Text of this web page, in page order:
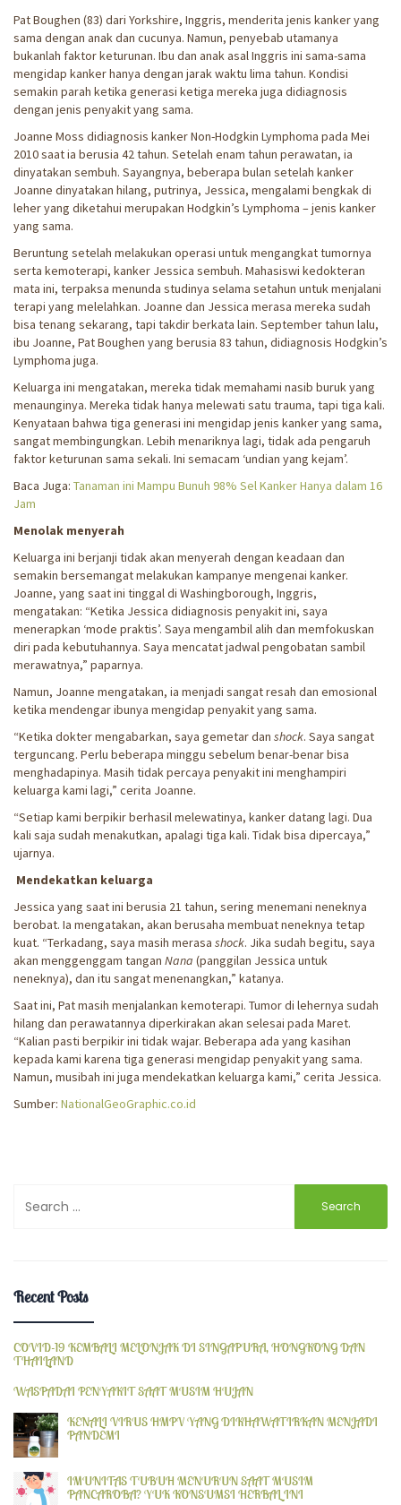
Pat Boughen (83) dari Yorkshire, Inggris, menderita jenis kanker yang
sama dengan anak dan cucunya. Namun, penyebab utamanya
bukanlah faktor keturunan. Ibu dan anak asal Inggris ini sama-sama
mengidap kanker hanya dengan jarak waktu lima tahun. Kondisi
semakin parah ketika generasi ketiga mereka juga didiagnosis
dengan jenis penyakit yang sama.
Joanne Moss didiagnosis kanker Non-Hodgkin Lymphoma pada Mei
2010 saat ia berusia 42 tahun. Setelah enam tahun perawatan, ia
dinyatakan sembuh. Sayangnya, beberapa bulan setelah kanker
Joanne dinyatakan hilang, putrinya, Jessica, mengalami bengkak di
leher yang diketahui merupakan Hodgkin’s Lymphoma – jenis kanker
yang sama.
Beruntung setelah melakukan operasi untuk mengangkat tumornya
serta kemoterapi, kanker Jessica sembuh. Mahasiswi kedokteran
mata ini, terpaksa menunda studinya selama setahun untuk menjalani
terapi yang melelahkan. Joanne dan Jessica merasa mereka sudah
bisa tenang sekarang, tapi takdir berkata lain. September tahun lalu,
ibu Joanne, Pat Boughen yang berusia 83 tahun, didiagnosis Hodgkin’s
Lymphoma juga.
Keluarga ini mengatakan, mereka tidak memahami nasib buruk yang
menaunginya. Mereka tidak hanya melewati satu trauma, tapi tiga kali.
Kenyataan bahwa tiga generasi ini mengidap jenis kanker yang sama,
sangat membingungkan. Lebih menariknya lagi, tidak ada pengaruh
faktor keturunan sama sekali. Ini semacam ‘undian yang kejam’.
Baca Juga: Tanaman ini Mampu Bunuh 98% Sel Kanker Hanya dalam 16
Jam
Menolak menyerah
Keluarga ini berjanji tidak akan menyerah dengan keadaan dan
semakin bersemangat melakukan kampanye mengenai kanker.
Joanne, yang saat ini tinggal di Washingborough, Inggris,
mengatakan: “Ketika Jessica didiagnosis penyakit ini, saya
menerapkan ‘mode praktis’. Saya mengambil alih dan memfokuskan
diri pada kebutuhannya. Saya mencatat jadwal pengobatan sambil
merawatnya,” paparnya.
Namun, Joanne mengatakan, ia menjadi sangat resah dan emosional
ketika mendengar ibunya mengidap penyakit yang sama.
“Ketika dokter mengabarkan, saya gemetar dan shock. Saya sangat
terguncang. Perlu beberapa minggu sebelum benar-benar bisa
menghadapinya. Masih tidak percaya penyakit ini menghampiri
keluarga kami lagi,” cerita Joanne.
“Setiap kami berpikir berhasil melewatinya, kanker datang lagi. Dua
kali saja sudah menakutkan, apalagi tiga kali. Tidak bisa dipercaya,”
ujarnya.
Mendekatkan keluarga
Jessica yang saat ini berusia 21 tahun, sering menemani neneknya
berobat. Ia mengatakan, akan berusaha membuat neneknya tetap
kuat. “Terkadang, saya masih merasa shock. Jika sudah begitu, saya
akan menggenggam tangan Nana (panggilan Jessica untuk
neneknya), dan itu sangat menenangkan,” katanya.
Saat ini, Pat masih menjalankan kemoterapi. Tumor di lehernya sudah
hilang dan perawatannya diperkirakan akan selesai pada Maret.
“Kalian pasti berpikir ini tidak wajar. Beberapa ada yang kasihan
kepada kami karena tiga generasi mengidap penyakit yang sama.
Namun, musibah ini juga mendekatkan keluarga kami,” cerita Jessica.
Sumber: NationalGeoGraphic.co.id
for:
Recent Posts
COVID-19 KEMBALI MELONJAK DI SINGAPURA, HONGKONG DAN
THAILAND
WASPADAI PENYAKIT SAAT MUSIM HUJAN
KENALI VIRUS HMPV YANG DIKHAWATIRKAN MENJADI
PANDEMI
IMUNITAS TUBUH MENURUN SAAT MUSIM
PANCAROBA? YUK KONSUMSI HERBAL INI